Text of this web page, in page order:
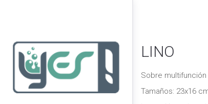
LINO
Sobre multifunción
Tamaños: 23x16